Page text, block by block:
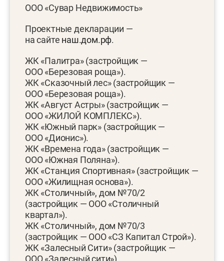
ООО «Сувар Недвижимость»
Проектные декларации —
на сайте наш.дом.рф.
ЖК «Палитра» (застройщик —
ООО «Березовая роща»).
ЖК «Сказочный лес» (застройщик —
ООО «Березовая роща»).
ЖК «Август Астры» (застройщик —
ООО «ЖИЛОЙ КОМПЛЕКС»).
ЖК «Южный парк» (застройщик —
ООО «Дионис»).
ЖК «Времена года» (застройщик —
ООО «Южная Поляна»).
ЖК «Станция Спортивная» (застройщик —
ООО «Жилищная основа»).
ЖК «Столичный», дом №70/2
(застройщик — ООО «Столичный
квартал»).
ЖК «Столичный», дом №70/3
(застройщик — ООО «СЗ Капитал Строй»).
ЖК «Залесный Сити» (застройщик —
ООО «Залесный сити»).